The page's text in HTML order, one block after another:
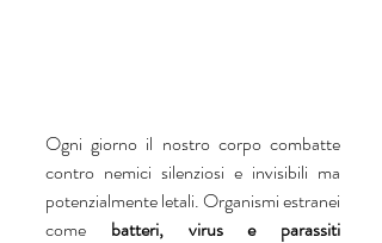
Ogni giorno il nostro corpo combatte
contro nemici silenziosi e invisibili ma
potenzialmente letali. Organismi estranei
come batteri, virus e parassiti